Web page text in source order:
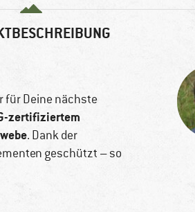
für Deine nächste
zertifiziertem
. Dank der
geschützt – so